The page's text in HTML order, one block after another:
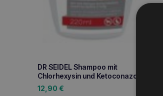
DR SEIDEL Shampoo mit
Chlorhexysin und Ketoconazol
12,90 €